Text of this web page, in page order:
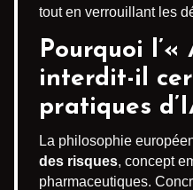
tout en verrouillant les
Pourquoi l’«
interdit-il
pratiques
La philosophie
des risques, concept
pharmaceutiques.